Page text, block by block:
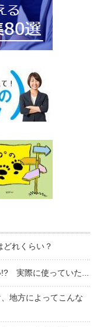
どれくらい？
!? 実際に使っていた...
地方によってこんな